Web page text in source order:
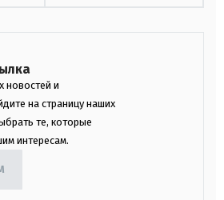
новостей и
на страницу наших
те, которые
интересам.